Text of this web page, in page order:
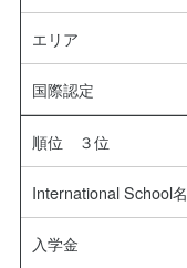
エリア
国際認定
順位 ３位
International School名
入学金